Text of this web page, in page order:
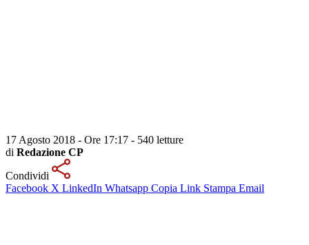
17 Agosto 2018 - Ore 17:17 - 540 letture
di Redazione CP
Condividi
Facebook X LinkedIn Whatsapp Copia Link Stampa Email